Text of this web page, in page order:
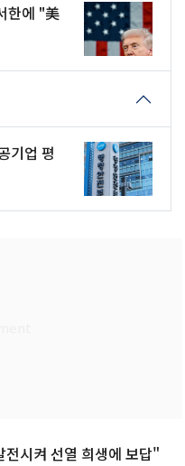
한에 "美
기업 평
시켜 선열 희생에 보답"